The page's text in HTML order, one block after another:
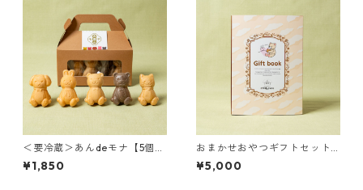
＜要冷蔵＞あんdeモナ【5個セ
ット】
¥1,850
おまかせおやつギフトセット
【5,000円分】
¥5,000